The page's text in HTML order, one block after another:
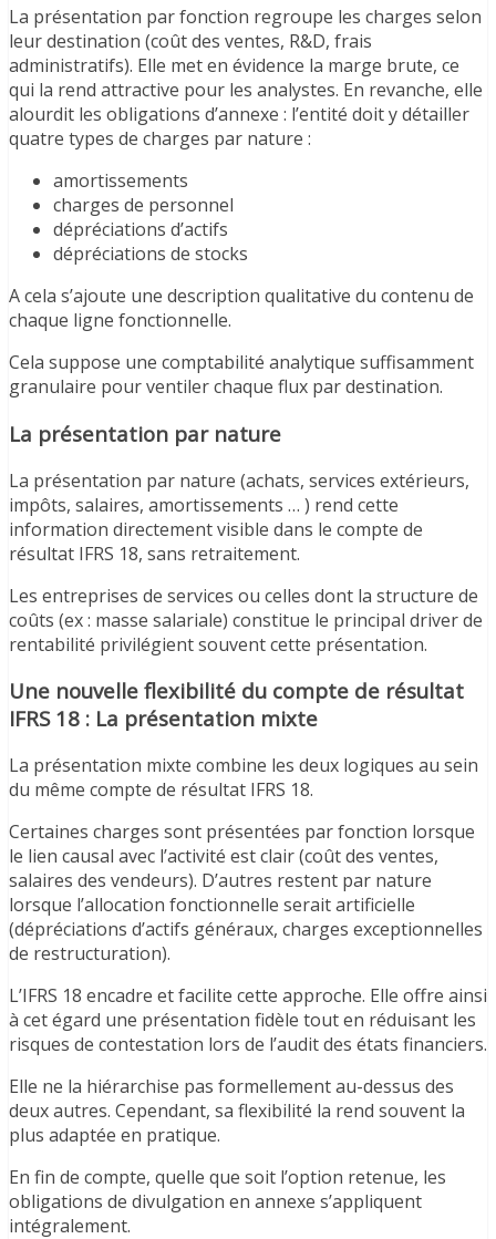
La présentation par fonction regroupe les charges selon
leur destination (coût des ventes, R&D, frais
administratifs). Elle met en évidence la marge brute, ce
qui la rend attractive pour les analystes. En revanche, elle
alourdit les obligations d’annexe : l’entité doit y détailler
quatre types de charges par nature :
amortissements
charges de personnel
dépréciations d’actifs
dépréciations de stocks
A cela s’ajoute une description qualitative du contenu de
chaque ligne fonctionnelle.
Cela suppose une comptabilité analytique suffisamment
granulaire pour ventiler chaque flux par destination.
La présentation par nature
La présentation par nature (achats, services extérieurs,
impôts, salaires, amortissements … ) rend cette
information directement visible dans le compte de
résultat IFRS 18, sans retraitement.
Les entreprises de services ou celles dont la structure de
coûts (ex : masse salariale) constitue le principal driver de
rentabilité privilégient souvent cette présentation.
Une nouvelle flexibilité du compte de résultat
IFRS 18 : La présentation mixte
La présentation mixte combine les deux logiques au sein
du même compte de résultat IFRS 18.
Certaines charges sont présentées par fonction lorsque
le lien causal avec l’activité est clair (coût des ventes,
salaires des vendeurs). D’autres restent par nature
lorsque l’allocation fonctionnelle serait artificielle
(dépréciations d’actifs généraux, charges exceptionnelles
de restructuration).
L’IFRS 18 encadre et facilite cette approche. Elle offre ainsi
à cet égard une présentation fidèle tout en réduisant les
risques de contestation lors de l’audit des états financiers.
Elle ne la hiérarchise pas formellement au-dessus des
deux autres. Cependant, sa flexibilité la rend souvent la
plus adaptée en pratique.
En fin de compte, quelle que soit l’option retenue, les
obligations de divulgation en annexe s’appliquent
intégralement.